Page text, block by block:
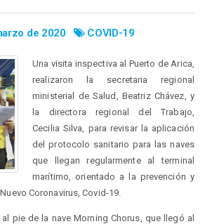
de 2020 COVID-19
Una visita inspectiva al Puerto de Arica,
realizaron la secretaria regional
ministerial de Salud, Beatriz Chávez, y
la directora regional del Trabajo,
Cecilia Silva, para revisar la aplicación
del protocolo sanitario para las naves
que llegan regularmente al terminal
marítimo, orientado a la prevención y
Coronavirus, Covid-19.
pie de la nave Morning Chorus, que llegó al